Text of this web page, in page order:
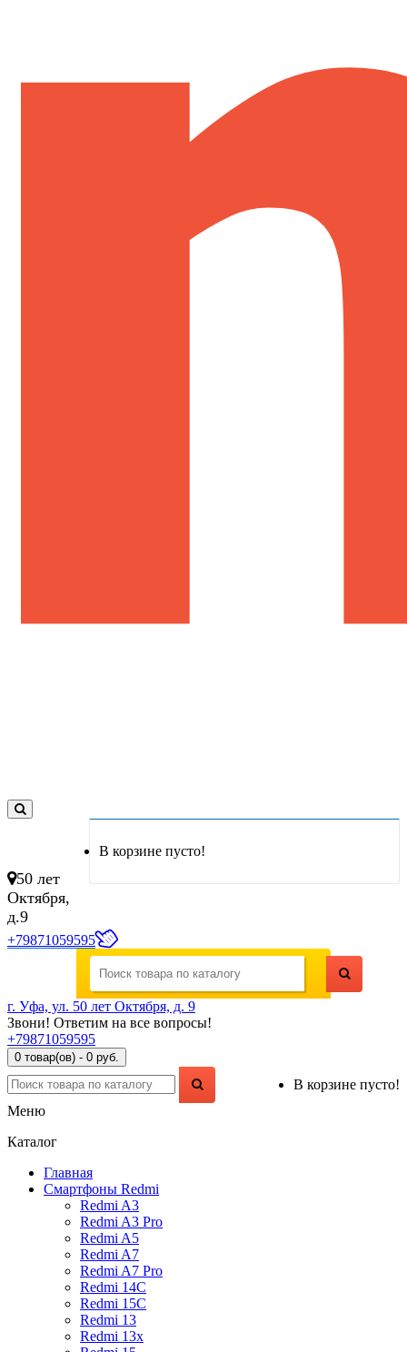
В корзине пусто!
50 лет
Октября,
д.9
+79871059595
г. Уфа, ул. 50 лет Октября, д. 9
Звони! Ответим на все вопросы!
+79871059595
0 товар(ов) - 0 руб.
В корзине пусто!
Меню
Каталог
Главная
Смартфоны Redmi
Redmi A3
Redmi A3 Pro
Redmi A5
Redmi A7
Redmi A7 Pro
Redmi 14C
Redmi 15C
Redmi 13
Redmi 13x